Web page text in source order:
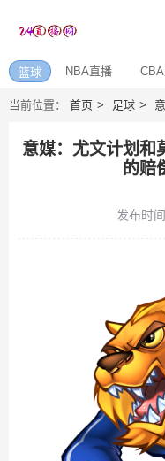
篮球 NBA直播
当前位置： 首页 足球
意媒：尤文计划和
的赔
发布时